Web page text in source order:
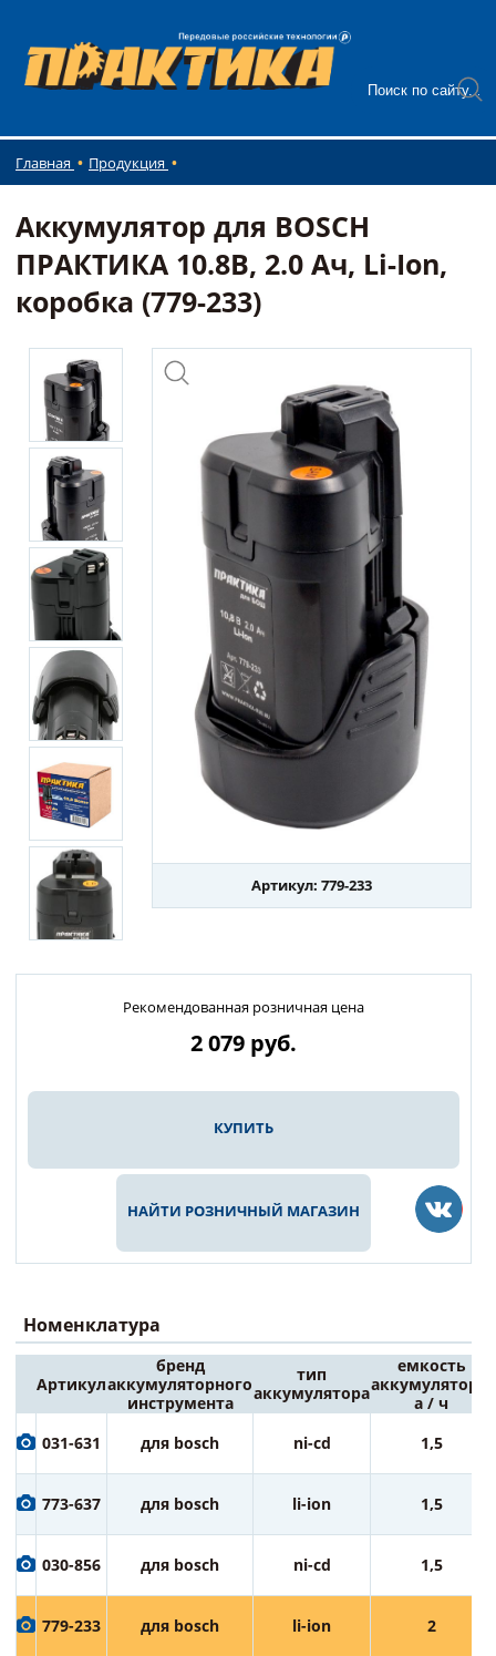
Главная Продукция
Аккумулятор для BOSCH
ПРАКТИКА 10.8В, 2.0 Ач, Li-Ion,
коробка (779-233)
Артикул: 779-233
Рекомендованная розничная цена
2 079 руб.
КУПИТЬ
НАЙТИ РОЗНИЧНЫЙ МАГАЗИН
Номенклатура
Артикул
бренд
аккумуляторного
инструмента
тип
аккумулятора
емкость
аккумулятора,
а / ч
031-631 для bosch ni-cd 1,5
773-637 для bosch li-ion 1,5
030-856 для bosch ni-cd 1,5
779-233 для bosch li-ion 2